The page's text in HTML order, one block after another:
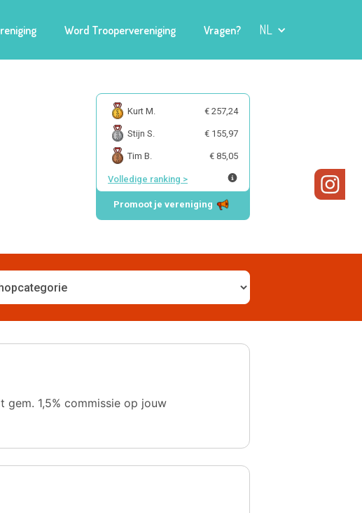
Word Troopervereniging Vragen? NL
Kurt M. € 257,24
Stijn S. € 155,97
Tim B. € 85,05
Volledige ranking >
Promoot je vereniging
1,5% commissie op jouw